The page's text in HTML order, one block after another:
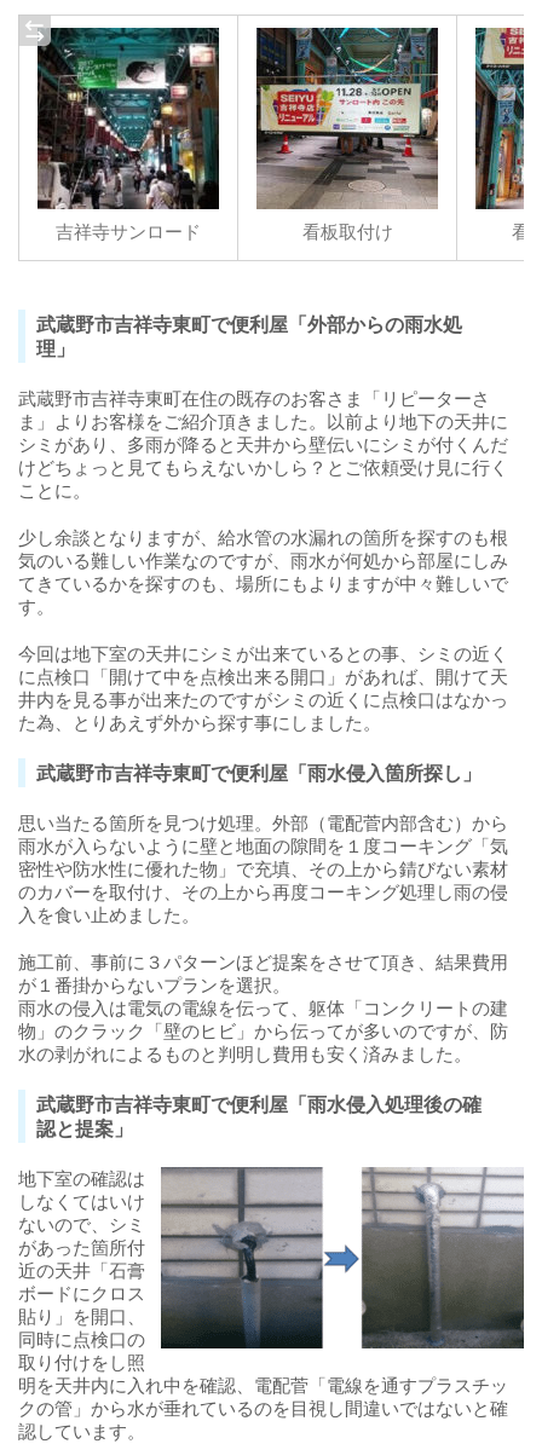
吉祥寺サンロード 看板取付け 看
武蔵野市吉祥寺東町で便利屋「外部からの雨水処
理」
武蔵野市吉祥寺東町在住の既存のお客さま「リピーターさ
ま」よりお客様をご紹介頂きました。以前より地下の天井に
シミがあり、多雨が降ると天井から壁伝いにシミが付くんだ
けどちょっと見てもらえないかしら？とご依頼受け見に行く
ことに。
少し余談となりますが、給水管の水漏れの箇所を探すのも根
気のいる難しい作業なのですが、雨水が何処から部屋にしみ
てきているかを探すのも、場所にもよりますが中々難しいで
す。
今回は地下室の天井にシミが出来ているとの事、シミの近く
に点検口「開けて中を点検出来る開口」があれば、開けて天
井内を見る事が出来たのですがシミの近くに点検口はなかっ
た為、とりあえず外から探す事にしました。
武蔵野市吉祥寺東町で便利屋「雨水侵入箇所探し」
思い当たる箇所を見つけ処理。外部（電配菅内部含む）から
雨水が入らないように壁と地面の隙間を１度コーキング「気
密性や防水性に優れた物」で充填、その上から錆びない素材
のカバーを取付け、その上から再度コーキング処理し雨の侵
入を食い止めました。
施工前、事前に３パターンほど提案をさせて頂き、結果費用
が１番掛からないプランを選択。
雨水の侵入は電気の電線を伝って、躯体「コンクリートの建
物」のクラック「壁のヒビ」から伝ってが多いのですが、防
水の剥がれによるものと判明し費用も安く済みました。
武蔵野市吉祥寺東町で便利屋「雨水侵入処理後の確
認と提案」
地下室の確認は
しなくてはいけ
ないので、シミ
があった箇所付
近の天井「石膏
ボードにクロス
貼り」を開口、
同時に点検口の
取り付けをし照
明を天井内に入れ中を確認、電配菅「電線を通すプラスチッ
クの管」から水が垂れているのを目視し間違いではないと確
認しています。